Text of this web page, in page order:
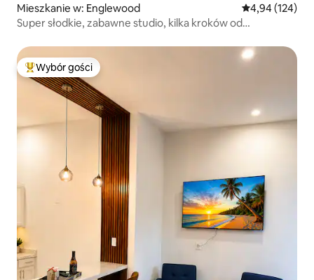
Mieszkanie w: Englewood Średnia
4,94 (124)
Super słodkie, zabawne studio, kilka kroków od
Najpopularniejsze z kategorii Wybór gości
Wybór gości